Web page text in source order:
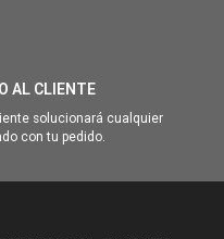
AL CLIENTE
solucionará cualquier
con tu pedido.